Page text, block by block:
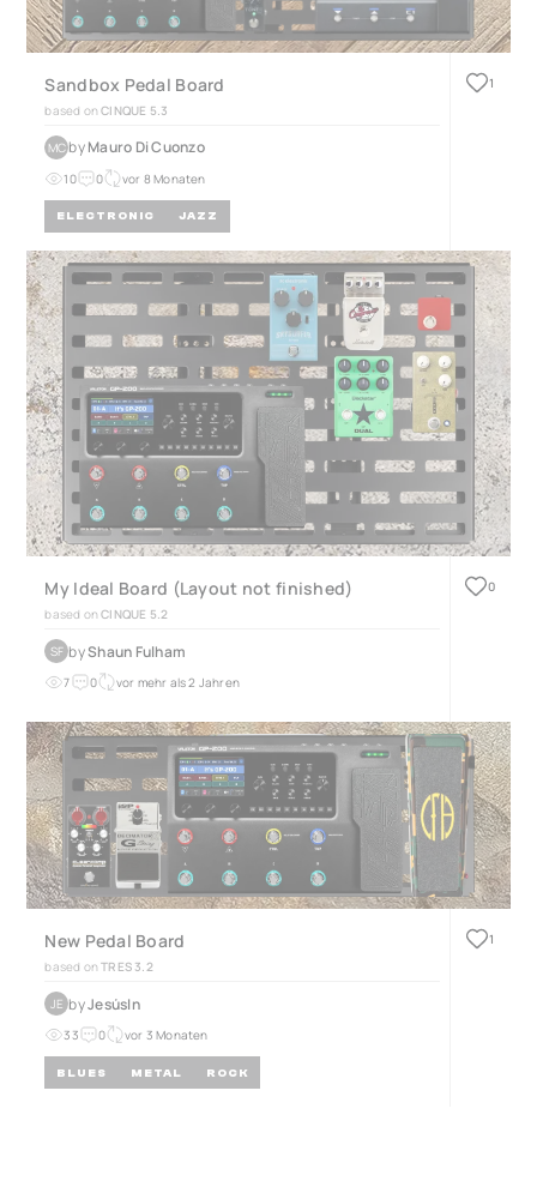
Sandbox Pedal Board
based on CINQUE 5.3
MC byMauro Di Cuonzo
10 0 vor 8 Monaten
ELECTRONIC JAZZ
1
My Ideal Board (Layout not finished)
based on CINQUE 5.2
SF byShaun Fulham
7 0 vor mehr als 2 Jahren
0
New Pedal Board
based on TRES 3.2
JE byJesúsIn
33 0 vor 3 Monaten
BLUES METAL ROCK
1